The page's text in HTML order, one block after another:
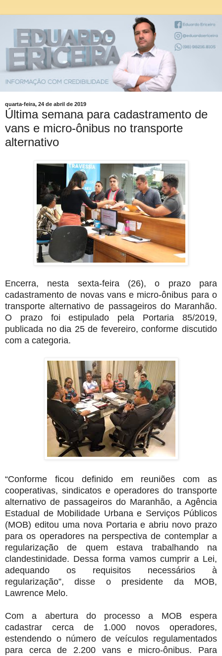
quarta-feira, 24 de abril de 2019
Última semana para cadastramento de
vans e micro-ônibus no transporte
alternativo
Encerra, nesta sexta-feira (26), o prazo para
cadastramento de novas vans e micro-ônibus para o
transporte alternativo de passageiros do Maranhão.
O prazo foi estipulado pela Portaria 85/2019,
publicada no dia 25 de fevereiro, conforme discutido
com a categoria.
“Conforme ficou definido em reuniões com as
cooperativas, sindicatos e operadores do transporte
alternativo de passageiros do Maranhão, a Agência
Estadual de Mobilidade Urbana e Serviços Públicos
(MOB) editou uma nova Portaria e abriu novo prazo
para os operadores na perspectiva de contemplar a
regularização de quem estava trabalhando na
clandestinidade. Dessa forma vamos cumprir a Lei,
adequando os requisitos necessários à
regularização”, disse o presidente da MOB,
Lawrence Melo.
Com a abertura do processo a MOB espera
cadastrar cerca de 1.000 novos operadores,
estendendo o número de veículos regulamentados
para cerca de 2.200 vans e micro-ônibus. Para